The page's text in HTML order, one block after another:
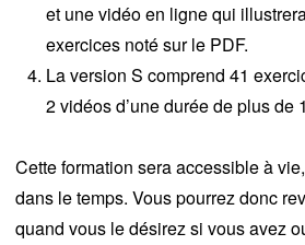
et une vidéo en ligne qui
exercices noté sur le PDF.
La version S comprend 41
2 vidéos d’une durée de plus de
Cette formation sera accessible à
dans le temps. Vous pourrez donc
quand vous le désirez si vous avez